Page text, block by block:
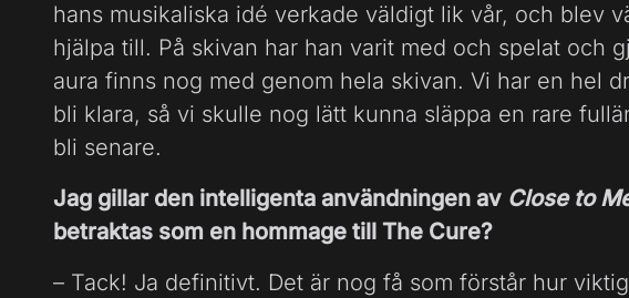
hans musikaliska idé verkade väldigt lik vår, och blev
hjälpa till. På skivan har han varit med och spelat och
aura finns nog med genom hela skivan. Vi har en hel
bli klara, så vi skulle nog lätt kunna släppa en rare
bli senare.
Jag gillar den intelligenta användningen av Close to
betraktas som en hommage till The Cure?
– Tack! Ja definitivt. Det är nog få som förstår hur